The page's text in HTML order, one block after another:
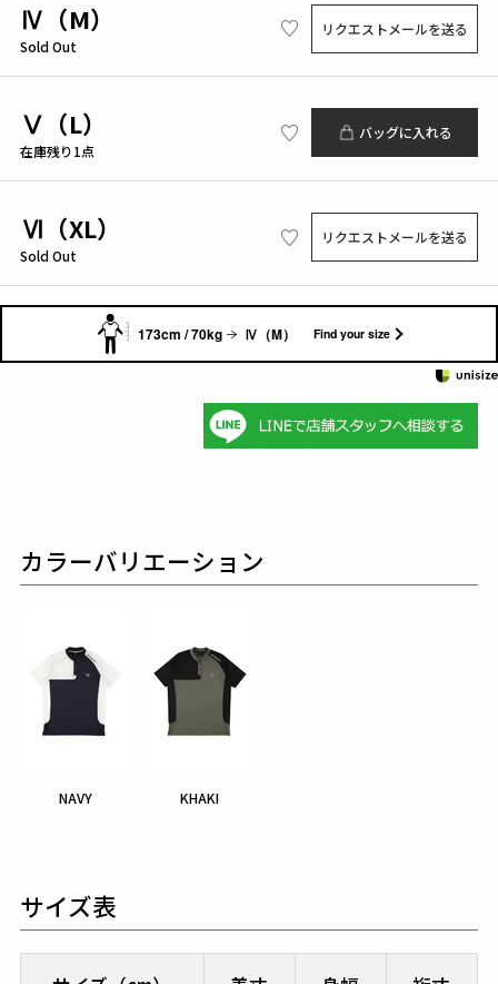
Ⅳ（M）
Sold Out
リクエストメールを送る
Ⅴ（L）
在庫残り1点
バッグに入れる
Ⅵ（XL）
Sold Out
リクエストメールを送る
173cm / 70kg Ⅳ（M） Find your size
カラーバリエーション
NAVY KHAKI
サイズ表